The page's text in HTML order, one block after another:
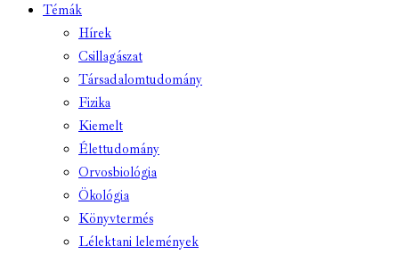
Témák
Hírek
Csillagászat
Társadalomtudomány
Fizika
Kiemelt
Élettudomány
Orvosbiológia
Ökológia
Könyvtermés
Lélektani lelemények